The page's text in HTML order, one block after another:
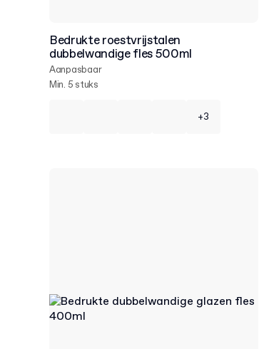
Bedrukte roestvrijstalen
dubbelwandige fles 500ml
Aanpasbaar
Min. 5 stuks
+3